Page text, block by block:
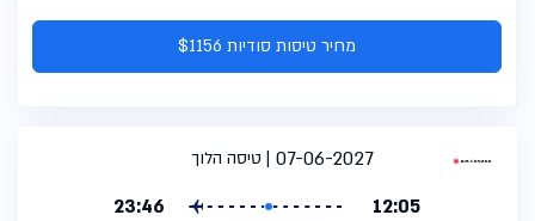
מחיר טיסות סודיות $1156
טיסה הלוך
07-06-2027
12:05
23:46